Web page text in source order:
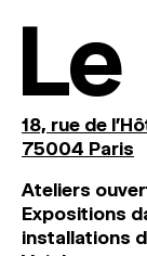
18, rue de
75004 Paris
Ateliers
Expositions
installations